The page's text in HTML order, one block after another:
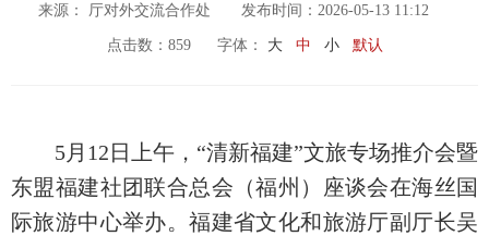
来源： 厅对外交流合作处 发布时间：2026-05-13 11:12
点击数： 859 字体： 大 中 小 默认
5月12日上午，“清新福建”文旅专场推介会暨
东盟福建社团联合总会（福州）座谈会在海丝国
际旅游中心举办。福建省文化和旅游厅副厅长吴